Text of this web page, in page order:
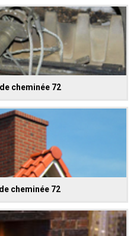
cheminée 72
cheminée 72